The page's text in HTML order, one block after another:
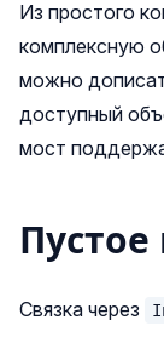
Из простого
комплексную
можно
доступный
мост
Связка через